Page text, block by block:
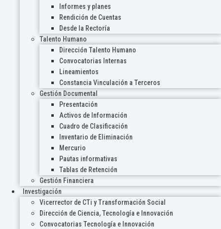
Informes y planes
Rendición de Cuentas
Desde la Rectoría
Talento Humano
Dirección Talento Humano
Convocatorias Internas
Lineamientos
Constancia Vinculación a Terceros
Gestión Documental
Presentación
Activos de Información
Cuadro de Clasificación
Inventario de Eliminación
Mercurio
Pautas informativas
Tablas de Retención
Gestión Financiera
Investigación
Vicerrector de CTi y Transformación Social
Dirección de Ciencia, Tecnología e Innovación
Convocatorias Tecnología e Innovación